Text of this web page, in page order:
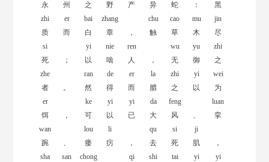
永
州
之
野
产
异
蛇
：
黑
zhi
质
er
而
bai
白
zhang
章
，
chu
触
cao
草
mu
木
jin
尽
si
死
；
yi
以
nie
啮
ren
人
，
wu
无
yu
御
zhi
之
zhe
者
。
ran
然
de
得
er
而
la
腊
zhi
之
yi
以
wei
为
er
饵
，
ke
可
yi
以
yi
已
da
大
feng
风
、
luan
挛
wan
踠
、
lou
瘘
li
疠
，
qu
去
si
死
ji
肌
，
sha
san chong qi shi tai yi yi